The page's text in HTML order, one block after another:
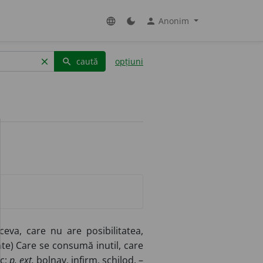
language dark_mode person Anonim
clear search caută opțiuni
care nu are posibilitatea,
Care se consumă inutil, care
p. ext. bolnav, infirm, schilod. –